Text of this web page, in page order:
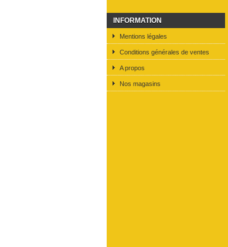
INFORMATION
Mentions légales
Conditions générales de ventes
A propos
Nos magasins